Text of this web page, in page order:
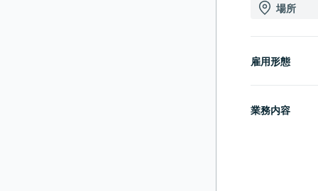
場所
雇用形態
業務内容